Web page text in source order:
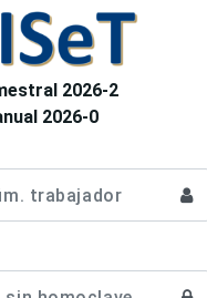
2026-2
2026-0